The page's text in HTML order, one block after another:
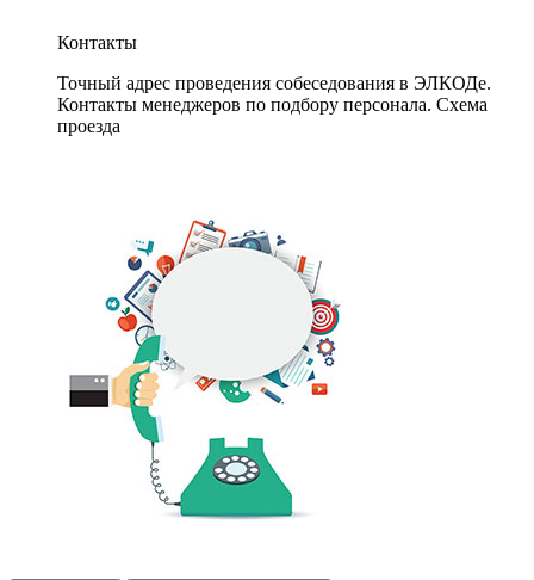
Контакты
Точный адрес проведения собеседования в ЭЛКОДе.
Контакты менеджеров по подбору персонала. Схема
проезда